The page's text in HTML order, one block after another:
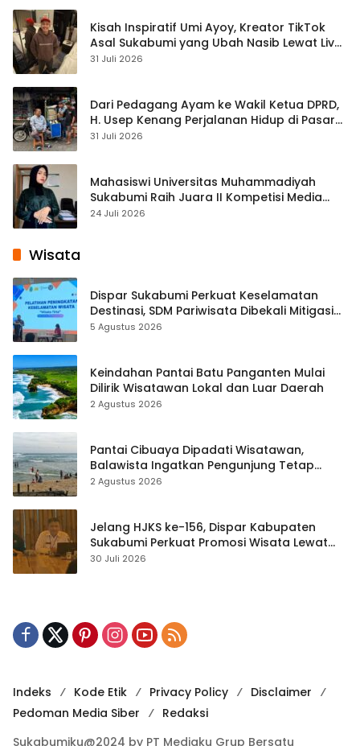
Kisah Inspiratif Umi Ayoy, Kreator TikTok
Asal Sukabumi yang Ubah Nasib Lewat Live
Streaming
31 Juli 2026
Dari Pedagang Ayam ke Wakil Ketua DPRD,
H. Usep Kenang Perjalanan Hidup di Pasar
Cisaat
31 Juli 2026
Mahasiswi Universitas Muhammadiyah
Sukabumi Raih Juara II Kompetisi Media
Pembelajaran Digital Tingkat Internasional
24 Juli 2026
Wisata
Dispar Sukabumi Perkuat Keselamatan
Destinasi, SDM Pariwisata Dibekali Mitigasi
hingga Teknik Evakuasi
5 Agustus 2026
Keindahan Pantai Batu Panganten Mulai
Dilirik Wisatawan Lokal dan Luar Daerah
2 Agustus 2026
Pantai Cibuaya Dipadati Wisatawan,
Balawista Ingatkan Pengunjung Tetap
Waspada
2 Agustus 2026
Jelang HJKS ke-156, Dispar Kabupaten
Sukabumi Perkuat Promosi Wisata Lewat
Publikasi Digital
30 Juli 2026
Indeks Kode Etik Privacy Policy
Disclaimer
Pedoman Media Siber
Redaksi
Sukabumiku@2024 by PT Mediaku Grup Bersatu